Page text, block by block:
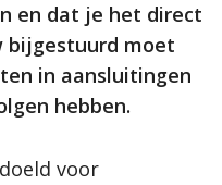
en dat je het direct
bijgestuurd moet
in aansluitingen
hebben.
voor